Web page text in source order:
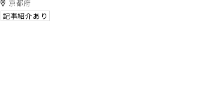
京都府
記事紹介あり